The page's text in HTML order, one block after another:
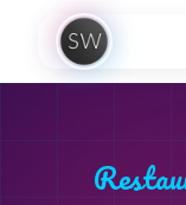
Aller au contenu